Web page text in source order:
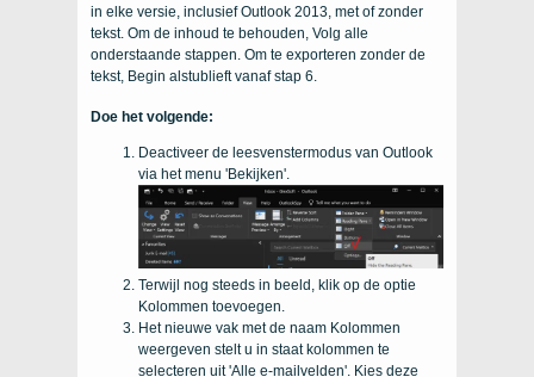
in elke versie, inclusief Outlook 2013, met of zonder
tekst. Om de inhoud te behouden, Volg alle
onderstaande stappen. Om te exporteren zonder de
tekst, Begin alstublieft vanaf stap 6.
Doe het volgende:
Deactiveer de leesvenstermodus van Outlook
via het menu 'Bekijken'.
Terwijl nog steeds in beeld, klik op de optie
Kolommen toevoegen.
Het nieuwe vak met de naam Kolommen
weergeven stelt u in staat kolommen te
selecteren uit 'Alle e-mailvelden'. Kies deze